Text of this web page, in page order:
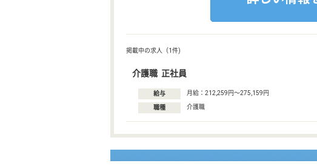
掲載中の求人（1件)
介護職 正社員
給与 月給：212,259円〜275,159円
職種 介護職